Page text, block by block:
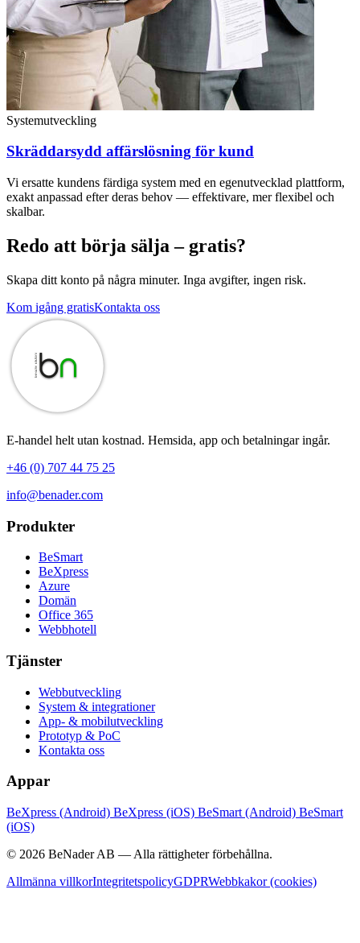
Systemutveckling
Skräddarsydd affärslösning för kund
Vi ersatte kundens färdiga system med en egenutvecklad plattform,
exakt anpassad efter deras behov — effektivare, mer flexibel och
skalbar.
Redo att börja sälja – gratis?
Skapa ditt konto på några minuter. Inga avgifter, ingen risk.
Kom igång gratisKontakta oss
E-handel helt utan kostnad. Hemsida, app och betalningar ingår.
+46 (0) 707 44 75 25
info@benader.com
Produkter
BeSmart
BeXpress
Azure
Domän
Office 365
Webbhotell
Tjänster
Webbutveckling
System & integrationer
App- & mobilutveckling
Prototyp & PoC
Kontakta oss
Appar
BeXpress (Android) BeXpress (iOS) BeSmart (Android) BeSmart
(iOS)
© 2026 BeNader AB — Alla rättigheter förbehållna.
Allmänna villkorIntegritetspolicyGDPRWebbkakor (cookies)